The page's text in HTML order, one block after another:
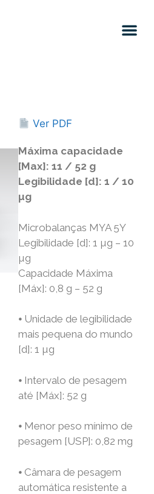
Ver PDF
Máxima capacidade
[Max]: 11 / 52 g
Legibilidade [d]: 1 / 10
µg
Microbalanças MYA 5Y
Legibilidade [d]: 1 µg – 10
µg
Capacidade Máxima
[Máx]: 0,8 g – 52 g
⦁ Unidade de legibilidade
mais pequena do mundo
[d]: 1 µg
⦁ Intervalo de pesagem
até [Máx]: 52 g
⦁ Menor peso mínimo de
pesagem [USP]: 0,82 mg
⦁ Câmara de pesagem
automática resistente a